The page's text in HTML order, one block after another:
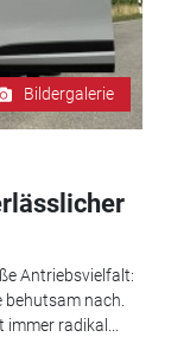
Bildergalerie
Antriebsvielfalt:
nach.
radikal...